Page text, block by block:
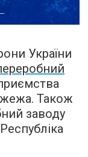
України
Також
заводу